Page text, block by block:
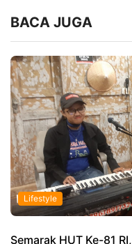
BACA JUGA
Lifestyle
Semarak HUT Ke-81